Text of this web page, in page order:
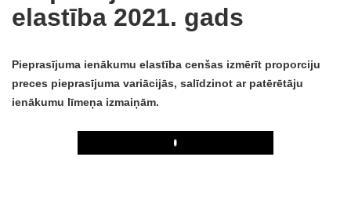
elastība 2021. gads
Pieprasījuma ienākumu elastība cenšas izmērīt proporciju
preces pieprasījuma variācijās, salīdzinot ar patērētāju
ienākumu līmeņa izmaiņām.
Play